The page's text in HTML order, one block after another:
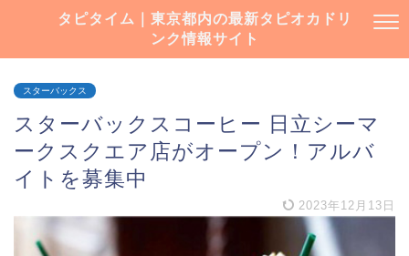
タピタイム｜東京都内の最新タピオカドリ
ンク情報サイト
スターバックス
スターバックスコーヒー 日立シーマ
ークスクエア店がオープン！アルバ
イトを募集中
2023年12月13日